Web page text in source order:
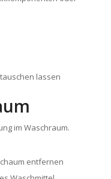
lassen
im Waschraum.
entfernen